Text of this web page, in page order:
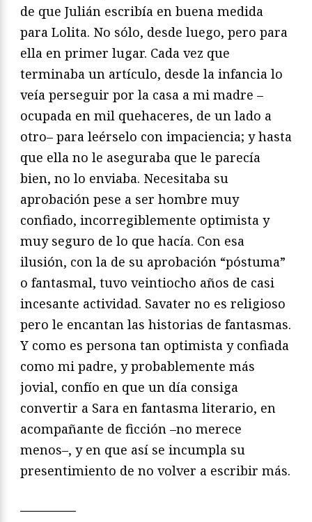
de que Julián escribía en buena medida
para Lolita. No sólo, desde luego, pero para
ella en primer lugar. Cada vez que
terminaba un artículo, desde la infancia lo
veía perseguir por la casa a mi madre –
ocupada en mil quehaceres, de un lado a
otro– para leérselo con impaciencia; y hasta
que ella no le aseguraba que le parecía
bien, no lo enviaba. Necesitaba su
aprobación pese a ser hombre muy
confiado, incorregiblemente optimista y
muy seguro de lo que hacía. Con esa
ilusión, con la de su aprobación “póstuma”
o fantasmal, tuvo veintiocho años de casi
incesante actividad. Savater no es religioso
pero le encantan las historias de fantasmas.
Y como es persona tan optimista y confiada
como mi padre, y probablemente más
jovial, confío en que un día consiga
convertir a Sara en fantasma literario, en
acompañante de ficción –no merece
menos–, y en que así se incumpla su
presentimiento de no volver a escribir más.